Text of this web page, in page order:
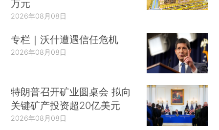
万元
2026年08月08日
专栏｜沃什遭遇信任危机
2026年08月08日
特朗普召开矿业圆桌会 拟向
关键矿产投资超20亿美元
2026年08月08日